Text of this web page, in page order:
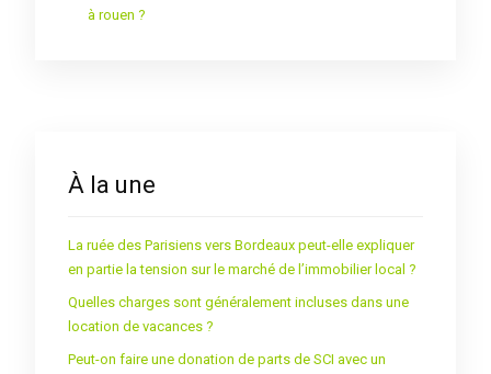
à rouen ?
À la une
La ruée des Parisiens vers Bordeaux peut-elle expliquer
en partie la tension sur le marché de l’immobilier local ?
Quelles charges sont généralement incluses dans une
location de vacances ?
Peut-on faire une donation de parts de SCI avec un